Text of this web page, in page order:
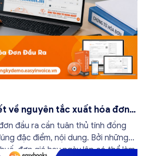
về nguyên tắc xuất hóa đơn
đầu ra cần tuân thủ tính đồng
đặc điểm, nội dung. Bởi những
đơn giá hay ngày lập có thể làm